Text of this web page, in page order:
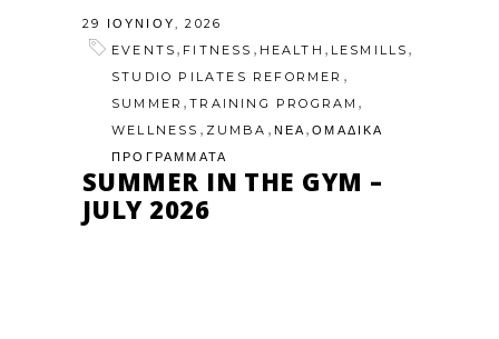
29 ΙΟΥΝΊΟΥ, 2026
EVENTS , FITNESS , HEALTH , LESMILLS ,
STUDIO PILATES REFORMER ,
SUMMER ,TRAINING PROGRAM ,
WELLNESS , ZUMBA , ΝΕΑ,ΟΜΑΔΙΚΑ
ΠΡΟΓΡΑΜΜΑΤΑ
SUMMER IN THE GYM –
JULY 2026